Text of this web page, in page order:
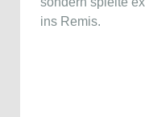
ins Remis.